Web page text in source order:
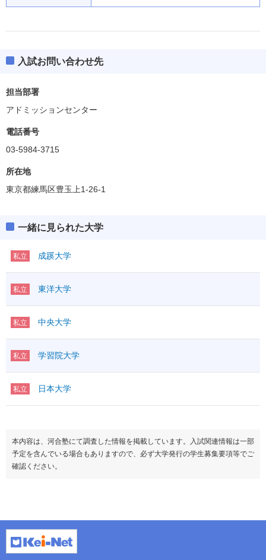
入試お問い合わせ先
担当部署
アドミッションセンター
電話番号
03-5984-3715
所在地
東京都練馬区豊玉上1-26-1
一緒に見られた大学
私立 成蹊大学
私立 東洋大学
私立 中央大学
私立 学習院大学
私立 日本大学
本内容は、河合塾にて調査した情報を掲載しています。入試関連情報は一部
予定を含んでいる場合もありますので、必ず大学発行の学生募集要項等でご
確認ください。